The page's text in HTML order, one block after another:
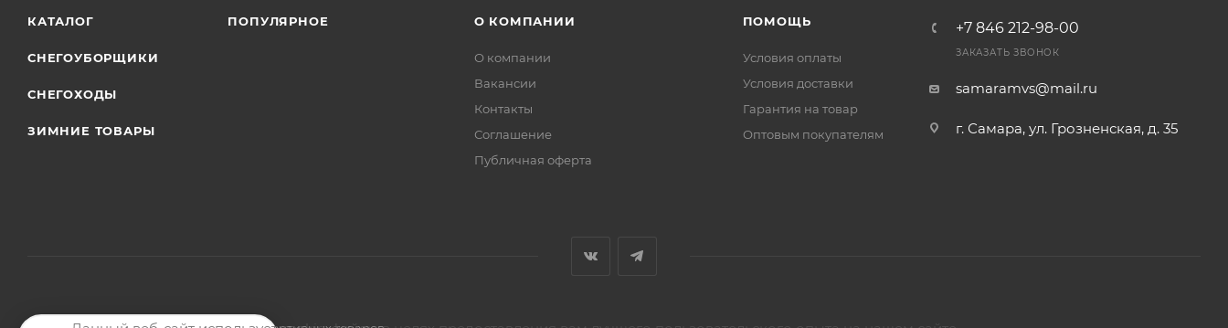
КАТАЛОГ
СНЕГОУБОРЩИКИ
СНЕГОХОДЫ
ЗИМНИЕ ТОВАРЫ
ПОПУЛЯРНОЕ О КОМПАНИИ
О компании
Вакансии
Контакты
Соглашение
Публичная оферта
ПОМОЩЬ
Условия оплаты
Условия доставки
Гарантия на товар
Оптовым покупателям
+7 846 212-98-00
ЗАКАЗАТЬ ЗВОНОК
samaramvs@mail.ru
г. Самара, ул. Грозненская, д. 35